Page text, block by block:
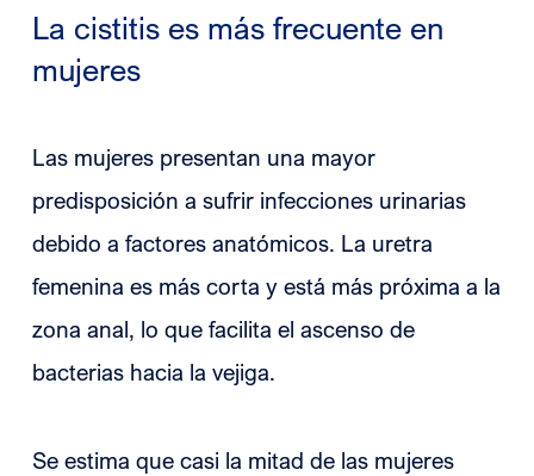
La cistitis es más frecuente en
mujeres
Las mujeres presentan una mayor
predisposición a sufrir infecciones urinarias
debido a factores anatómicos. La uretra
femenina es más corta y está más próxima a la
zona anal, lo que facilita el ascenso de
bacterias hacia la vejiga.
Se estima que casi la mitad de las mujeres